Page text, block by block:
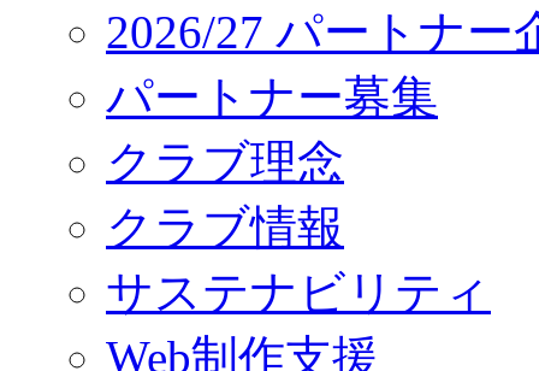
2026/27 パートナー
パートナー募集
クラブ理念
クラブ情報
サステナビリティ
Web制作支援